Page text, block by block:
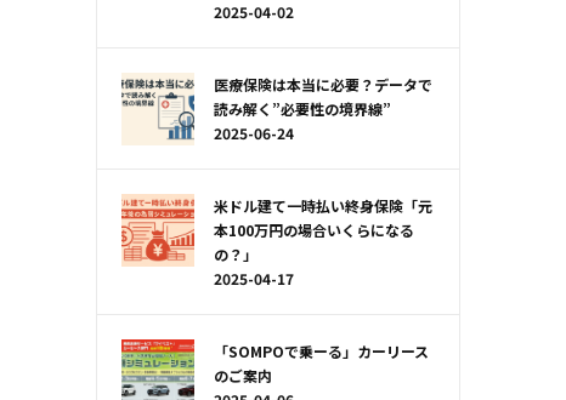
2025-04-02
医療保険は本当に必要？データで
読み解く”必要性の境界線”
2025-06-24
米ドル建て一時払い終身保険「元
本100万円の場合いくらになる
の？」
2025-04-17
「SOMPOで乗ーる」カーリース
のご案内